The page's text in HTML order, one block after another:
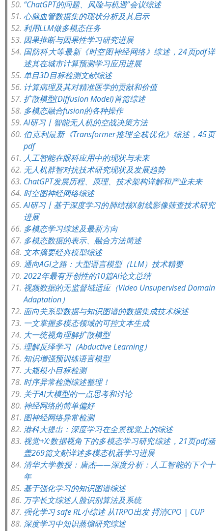
“ChatGPT的问题、风险与机遇”会议综述
心脑血管数据集的现状分析及其启示
利用LLM做多模态任务
因果推断与因果性学习研究进展
国防科大等最新《时空图神经网络》综述，24页pdf详
述其在城市计算预测学习应用进展
单目3D目标检测文献综述
计算病理及其对精准医学的贡献和价值
扩散模型(Diffusion Model)首篇综述
多模态融合fusion的各种操作
AI研习丨智能无人机的空战决策方法
伯克利最新《Transformer推理全栈优化》综述，45页
pdf
人工智能在眼科应用中的现状与未来
无人机群智对抗技术研究现状及发展趋势
ChatGPT发展历程、原理、技术架构详解和产业未来
时空图神经网络综述
AI研习丨基于深度学习的肺结核X射线影像筛查技术研究
进展
多模态学习综述及最新方向
多模态数据的表示、融合方法简述
文本摘要经典模型综述
通向AGI之路：大型语言模型（LLM）技术精要
2022年最有开创性的10篇AI论文总结
视频数据的无监督域适应（Video Unsupervised Domain
Adaptation）
面向关系型数据与知识图谱的数据集成技术综述
一文掌握多模态领域的可控文本生成
大一统视角理解扩散模型
理解反绎学习（Abductive Learning）
知识增强预训练语言模型
大规模小目标检测
时序异常检测综述整理！
关于AI大模型的一点思考和讨论
神经网络的简单偏好
图神经网络异常检测
港科大提出：深度学习在全景视觉上的综述
视觉+X:数据视角下的多模态学习研究综述，21页pdf涵
盖269篇文献详述多模态机器学习进展
清华大学教授：唐杰——深度分析：人工智能的下个十
年
基于强化学习的知识图谱综述
万字长文综述人脸识别算法及系统
强化学习 safe RL小综述 从TRPO出发 捋清CPO | CUP
深度学习中知识蒸馏研究综述